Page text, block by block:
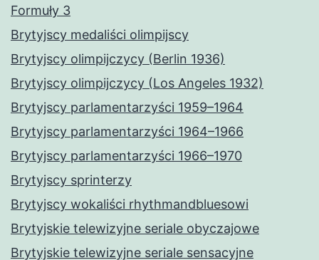
Formuły 3
Brytyjscy medaliści olimpijscy
Brytyjscy olimpijczycy (Berlin 1936)
Brytyjscy olimpijczycy (Los Angeles 1932)
Brytyjscy parlamentarzyści 1959–1964
Brytyjscy parlamentarzyści 1964–1966
Brytyjscy parlamentarzyści 1966–1970
Brytyjscy sprinterzy
Brytyjscy wokaliści rhythmandbluesowi
Brytyjskie telewizyjne seriale obyczajowe
Brytyjskie telewizyjne seriale sensacyjne